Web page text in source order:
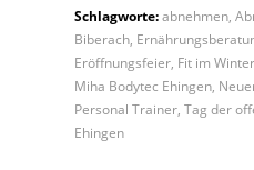
Schlagworte:abnehmen
Biberach
Eröffnungsfeier Fit im Winter
Miha Bodytec Ehingen
Personal Trainer Tag der
Ehingen